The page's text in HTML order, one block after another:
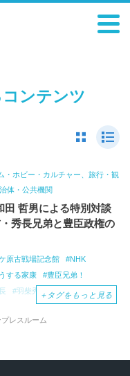
ンテンツ
・ホビー・カルチャー、旅行・観
体・公共機関
田 哲男による特別対談
秀長兄弟と豊臣政権の
原古戦場記念館
NHK
する家康
豊臣兄弟！
羽柴秀吉
＋ タグをもっと見る
レスルーム